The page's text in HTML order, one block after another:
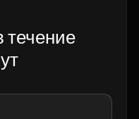
течение